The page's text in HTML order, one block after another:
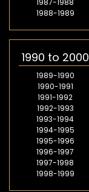
1987-1988
1988-1989
1990 to 2000
1989-1990
1990-1991
1991-1992
1992-1993
1993-1994
1994-1995
1995-1996
1996-1997
1997-1998
1998-1999